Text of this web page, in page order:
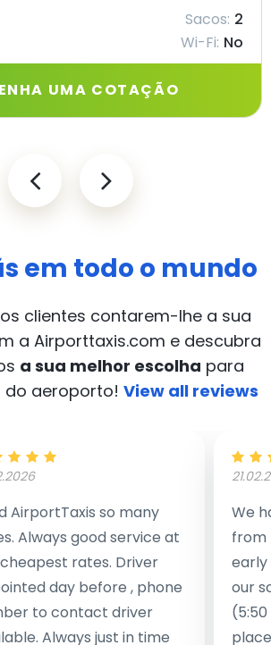
Sacos: 2
Wi-Fi: No
UMA COTAÇÃO
em todo o mundo
clientes contarem-lhe a sua
a Airporttaxis.com e descubra
a sua melhor escolha para
do aeroporto! View all reviews
AirportTaxis so many
Always good service at
rates. Driver
day before , phone
to contact driver
Always just in time
We
from
early
our